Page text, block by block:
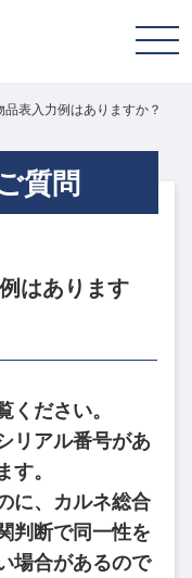
品表入力例はありますか？
質問
はあります
ください。
リアル番号があ
す。
に、カルネ総合
判断で同一性を
場合があるので